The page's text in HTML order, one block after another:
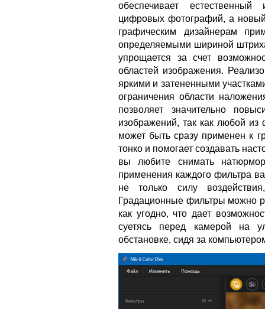
обеспечивает
цифровых фотографий, а
графическим дизайнерам
определяемыми шириной
упрощается за счет
областей изображения.
яркими и затененными
ограничения области
позволяет значительно
изображений, так как любой
может быть сразу применен к
тонко и помогает создавать
вы любите снимать
применения каждого фильтра
не только силу
Градационные фильтры можно
как угодно, что дает
суетясь перед камерой на
обстановке, сидя за